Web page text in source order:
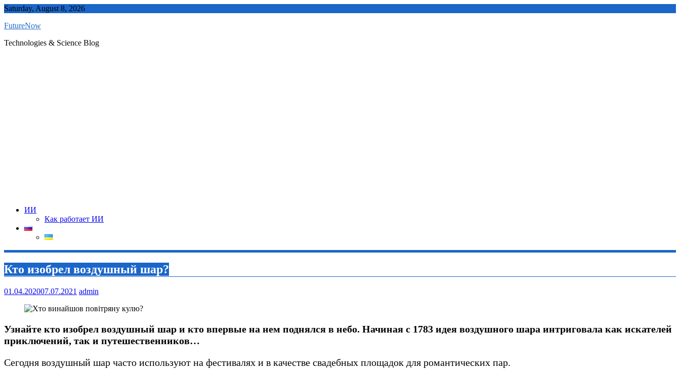
Skip
content
Saturday, August 8, 2026
FutureNow
Technologies & Science Blog
ИИ
Как работает ИИ
Кто изобрел воздушный шар?
01.04.202007.07.2021 admin
Узнайте кто изобрел воздушный шар и кто впервые на нем поднялся в небо. Начиная с 1783 идея воздушного шара интриговала как искателей
приключений, так и путешественников…
Сегодня воздушный шар часто используют на фестивалях и в качестве свадебных площадок для романтических пар.